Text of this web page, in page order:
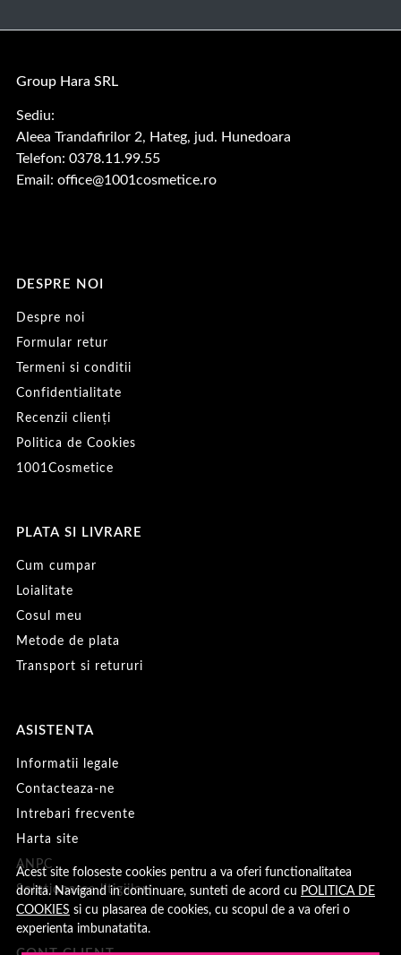
Acest site foloseste cookies pentru a va oferi functionalitatea
dorita. Navigand in continuare, sunteti de acord cu POLITICA DE
COOKIES si cu plasarea de cookies, cu scopul de a va oferi o
experienta imbunatatita.
Group Hara SRL
Sediu:
Aleea Trandafirilor 2, Hateg, jud. Hunedoara
Telefon: 0378.11.99.55
Email: office@1001cosmetice.ro
DESPRE NOI
Despre noi
Formular retur
Termeni si conditii
Confidentialitate
Recenzii clienți
Politica de Cookies
1001Cosmetice
PLATA SI LIVRARE
Cum cumpar
Loialitate
Cosul meu
Metode de plata
Transport si retururi
ASISTENTA
Informatii legale
Contacteaza-ne
Intrebari frecvente
Harta site
ANPC
Solutionarea litigiilor